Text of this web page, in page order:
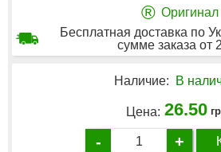
® Оригинал
Бесплатная доставка по
сумме заказа от
Наличие: В
Цена: 26.50
- +